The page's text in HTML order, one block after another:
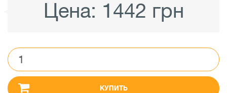
Цена: 1442 грн
КУПИТЬ